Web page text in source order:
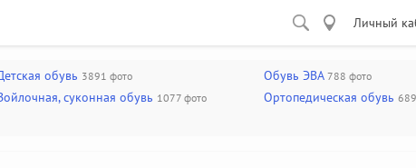
Личный
обувь 3891 фото Обувь ЭВА 788 фото
суконная обувь 1077 фото Ортопедическая обувь